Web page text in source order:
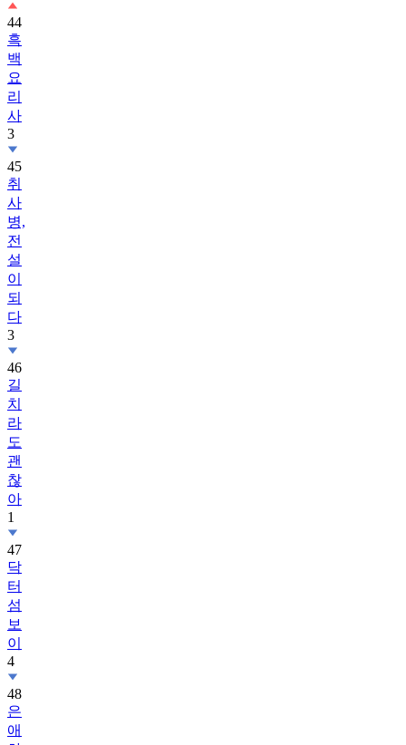
44
흑
백
요
리
사
3
45
취
사
병,
전
설
이
되
다
3
46
길
치
라
도
괜
찮
아
1
47
닥
터
섬
보
이
4
48
은
애